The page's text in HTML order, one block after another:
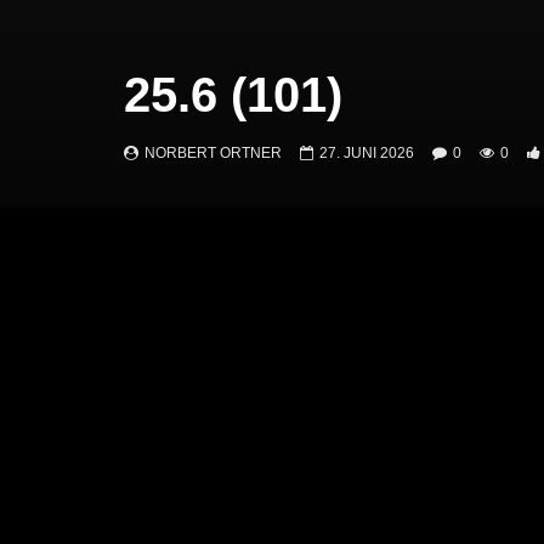
25.6 (101)
NORBERT ORTNER 27. JUNI 2026 0 0